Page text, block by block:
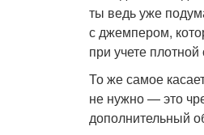
ты ведь уже
с джемпером,
при учете
То же самое
не нужно — это
дополнительный